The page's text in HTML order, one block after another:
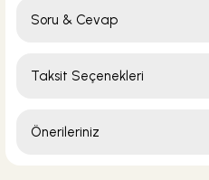
Soru & Cevap
Taksit Seçenekleri
Önerileriniz